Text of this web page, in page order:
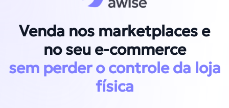
Venda nos marketplaces e
no seu e-commerce
sem perder o controle da loja
física